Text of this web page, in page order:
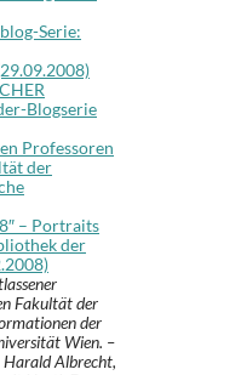
Serie:
Blogserie
Professoren
der
– Portraits
der
Fakultät der
der
Wien. –
Albrecht,